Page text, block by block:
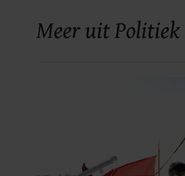
Meer uit Politiek